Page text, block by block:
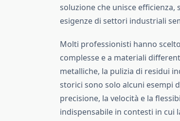
soluzione che unisce
esigenze di settori industriali
Molti professionisti hanno
complesse e a materiali
metalliche, la pulizia di residui
storici sono solo alcuni esempi
precisione, la velocità e la
indispensabile in contesti in cui